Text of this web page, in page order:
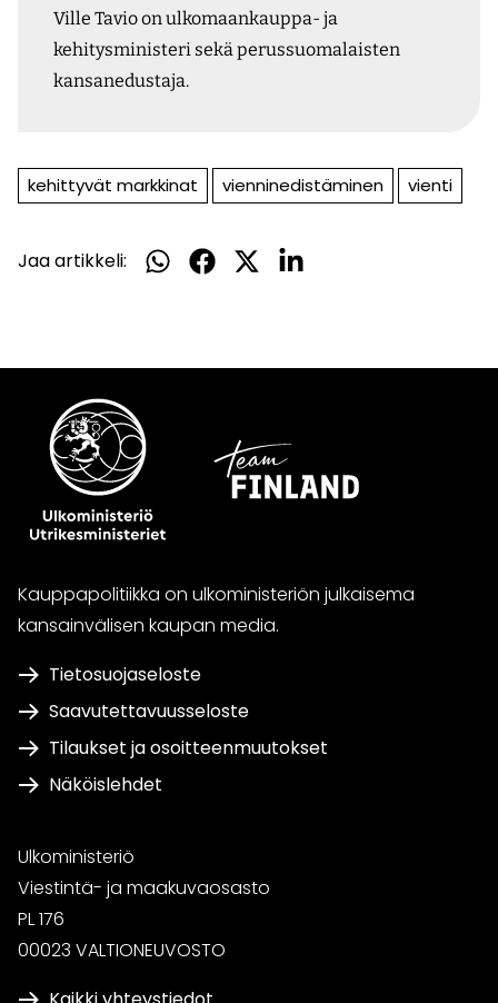
Ville Tavio on ulkomaankauppa- ja
kehitysministeri sekä perussuomalaisten
kansanedustaja.
kehittyvät markkinat vienninedistäminen vienti
Jaa artikkeli:
Jaa
Jaa
Jaa
Jaa
Kauppapolitiikka on ulkoministeriön julkaisema
kansainvälisen kaupan media.
Tietosuojaseloste
Saavutettavuusseloste
Tilaukset ja osoitteenmuutokset
Näköislehdet
Ulkoministeriö
Viestintä- ja maakuvaosasto
PL 176
00023 VALTIONEUVOSTO